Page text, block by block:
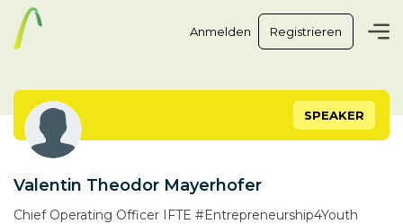
Anmelden Registrieren
SPEAKER
Valentin Theodor Mayerhofer
Chief Operating Officer IFTE #Entrepreneurship4Youth